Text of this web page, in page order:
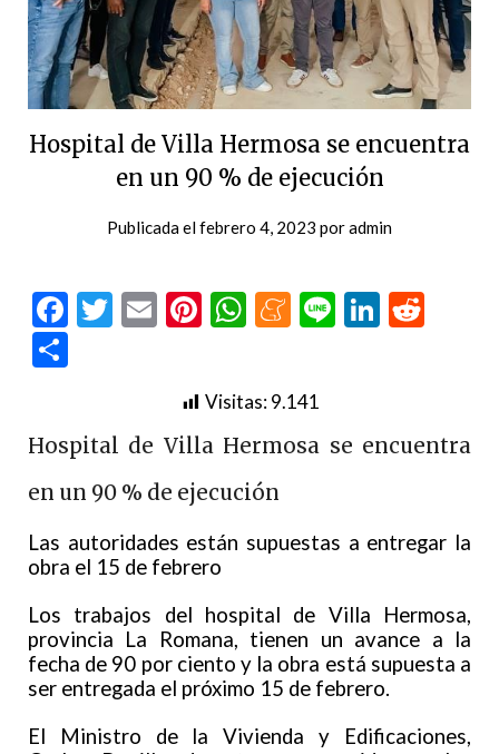
Hospital de Villa Hermosa se encuentra
en un 90 % de ejecución
Publicada elfebrero 4, 2023 poradmin
Facebook
Twitter
EmailPinterest
WhatsApp
Meneame
Line
Visitas:9.141
Hospital de Villa Hermosa se encuentra
en un 90 % de ejecución
Las autoridades están supuestas a entregar la
obra el 15 de febrero
Los trabajos del hospital de Villa Hermosa,
provincia La Romana, tienen un avance a la
fecha de 90 por ciento y la obra está supuesta a
ser entregada el próximo 15 de febrero.
El Ministro de la Vivienda y Edificaciones,